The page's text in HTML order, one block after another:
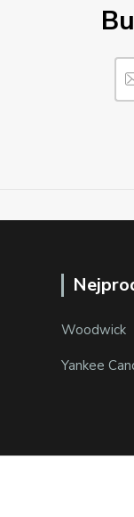
Woodwick
Yankee